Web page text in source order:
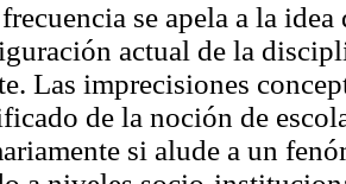
se apela a la
actual de la
Las imprecisiones
de la noción de
si alude a un